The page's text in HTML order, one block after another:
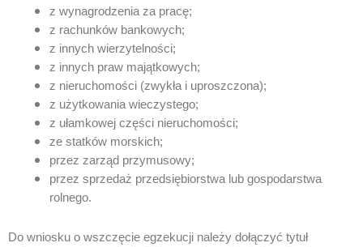
z wynagrodzenia za pracę;
z rachunków bankowych;
z innych wierzytelności;
z innych praw majątkowych;
z nieruchomości (zwykła i uproszczona);
z użytkowania wieczystego;
z ułamkowej części nieruchomości;
ze statków morskich;
przez zarząd przymusowy;
przez sprzedaż przedsiębiorstwa lub gospodarstwa
rolnego.
Do wniosku o wszczęcie egzekucji należy dołączyć tytuł